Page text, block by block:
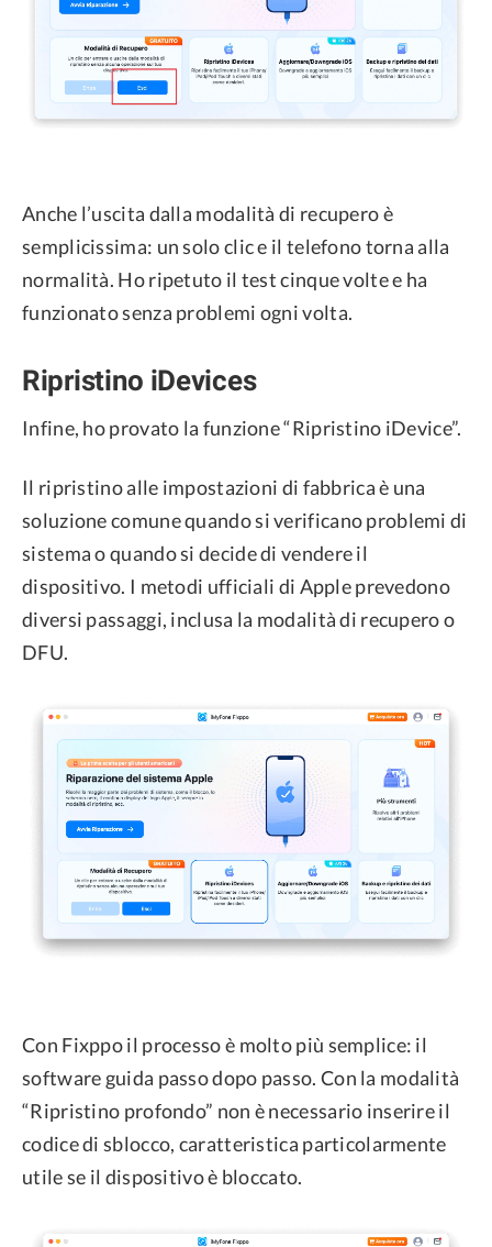
Anche l’uscita dalla modalità di recupero è
semplicissima: un solo clic e il telefono torna alla
normalità. Ho ripetuto il test cinque volte e ha
funzionato senza problemi ogni volta.
Ripristino iDevices
Infine, ho provato la funzione “Ripristino iDevice”.
Il ripristino alle impostazioni di fabbrica è una
soluzione comune quando si verificano problemi di
sistema o quando si decide di vendere il
dispositivo. I metodi ufficiali di Apple prevedono
diversi passaggi, inclusa la modalità di recupero o
DFU.
Con Fixppo il processo è molto più semplice: il
software guida passo dopo passo. Con la modalità
“Ripristino profondo” non è necessario inserire il
codice di sblocco, caratteristica particolarmente
utile se il dispositivo è bloccato.